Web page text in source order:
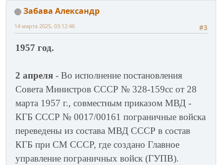
Забава Александр
#3
14 марта 2025, 03:12:46
1957 год.
2 апреля - Во исполнение постановления
Совета Министров СССР № 328-159сс от 28
марта 1957 г., совместным приказом МВД -
КГБ СССР № 0017/00161 пограничные войска
переведены из состава МВД СССР в состав
КГБ при СМ СССР, где создано Главное
управление пограничных войск (ГУПВ).